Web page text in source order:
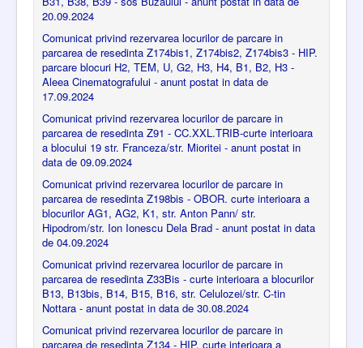
20.09.2024
Comunicat privind rezervarea locurilor de parcare in
parcarea de resedinta Z174bis1, Z174bis2, Z174bis3 - HIP.
parcare blocuri H2, TEM, U, G2, H3, H4, B1, B2, H3 -
Aleea Cinematografului - anunt postat in data de
17.09.2024
Comunicat privind rezervarea locurilor de parcare in
parcarea de resedinta Z91 - CC.XXL.TRIB-curte interioara
a blocului 19 str. Franceza/str. Mioritei - anunt postat in
data de 09.09.2024
Comunicat privind rezervarea locurilor de parcare in
parcarea de resedinta Z198bis - OBOR. curte interioara a
blocurilor AG1, AG2, K1, str. Anton Pann/ str.
Hipodrom/str. Ion Ionescu Dela Brad - anunt postat in data
de 04.09.2024
Comunicat privind rezervarea locurilor de parcare in
parcarea de resedinta Z33Bis - curte interioara a blocurilor
B13, B13bis, B14, B15, B16, str. Celulozei/str. C-tin
Nottara - anunt postat in data de 30.08.2024
Comunicat privind rezervarea locurilor de parcare in
parcarea de resedinta Z134 - HIP. curte interioara a